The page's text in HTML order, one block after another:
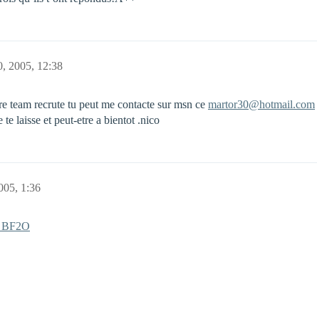
2005, 12:38
team recrute tu peut me contacte sur msn ce martor30@hotmail.com
laisse et peut-etre a bientot .nico
1:36
BF2O